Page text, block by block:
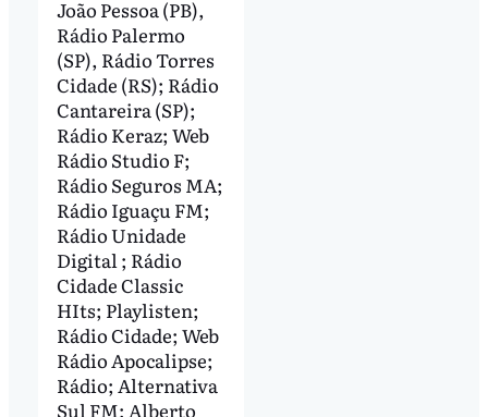
João Pessoa (PB),
Rádio Palermo
(SP), Rádio Torres
Cidade (RS); Rádio
Cantareira (SP);
Rádio Keraz; Web
Rádio Studio F;
Rádio Seguros MA;
Rádio Iguaçu FM;
Rádio Unidade
Digital ; Rádio
Cidade Classic
HIts; Playlisten;
Rádio Cidade; Web
Rádio Apocalipse;
Rádio; Alternativa
Sul FM; Alberto